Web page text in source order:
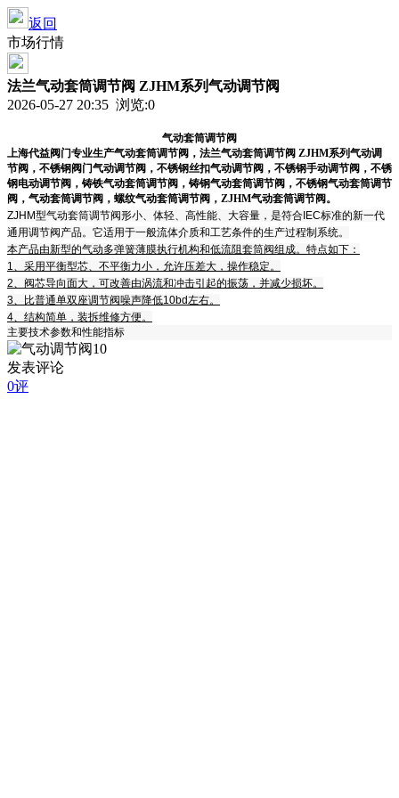
返回
市场行情
法兰气动套筒调节阀 ZJHM系列气动调节阀
2026-05-27 20:35 浏览:0
气动套筒调节阀
上海代益阀门专业生产气动套筒调节阀，法兰气动套筒调节阀 ZJHM系列气动调
节阀，不锈钢阀门气动调节阀，不锈钢丝扣气动调节阀，不锈钢手动调节阀，不锈
钢电动调节阀，铸铁气动套筒调节阀，铸钢气动套筒调节阀，不锈钢气动套筒调节
阀，气动套筒调节阀，螺纹气动套筒调节阀，ZJHM气动套筒调节阀。
ZJHM型气动套筒调节阀形小、体轻、高性能、大容量，是符合IEC标准的新一代
通用调节阀产品。它适用于一般流体介质和工艺条件的生产过程制系统。
本产品由新型的气动多弹簧薄膜执行机构和低流阻套筒阀组成。特点如下：
1、采用平衡型芯、不平衡力小，允许压差大，操作稳定。
2、阀芯导向面大，可改善由涡流和冲击引起的振荡，并减少损坏。
3、比普通单双座调节阀噪声降低10bd左右。
4、结构简单，装拆维修方便。
主要技术参数和性能指标
发表评论
0评